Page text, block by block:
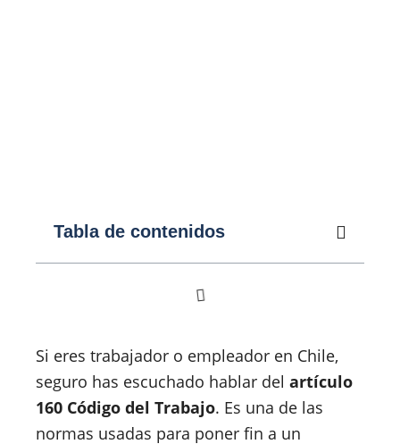
Tabla de contenidos
Si eres trabajador o empleador en Chile,
seguro has escuchado hablar del artículo
160 Código del Trabajo. Es una de las
normas usadas para poner fin a un